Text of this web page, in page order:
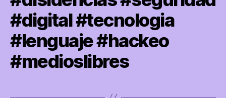
#digital #tecnologia
#lenguaje #hackeo
#medioslibres